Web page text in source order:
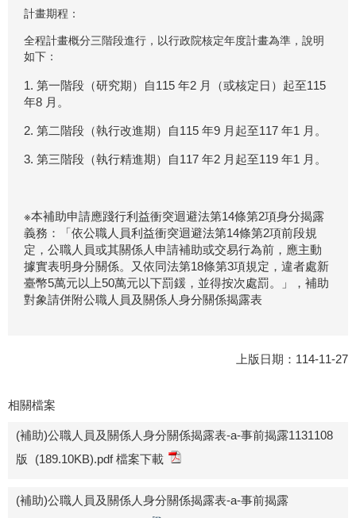
計畫期程：
全程計畫概分三階段進行，以行政院核定年度計畫為準，說明
如下：
1. 第一階段（研究期）自115 年2 月（或核定日）起至115
年8 月。
2. 第二階段（執行改進期）自115 年9 月起至117 年1 月。
3. 第三階段（執行精進期）自117 年2 月起至119 年1 月。
※本補助申請應踐行利益衝突迴避法第14條第2項身分揭露
義務：「依公職人員利益衝突迴避法第14條第2項前段規
定，公職人員或其關係人申請補助或交易行為前，應主動
據實表明身分關係。又依同法第18條第3項規定，違者處新
臺幣5萬元以上50萬元以下罰鍰，並得按次處罰。」，補助
對象請併附公職人員及關係人身分關係揭露表
上版日期：114-11-27
相關檔案
(補助)公職人員及關係人身分關係揭露表-a-事前揭露1131108
版
(189.10KB).pdf 檔案下載
(補助)公職人員及關係人身分關係揭露表-a-事前揭露